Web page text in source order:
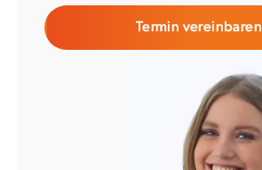
Termin vereinbaren